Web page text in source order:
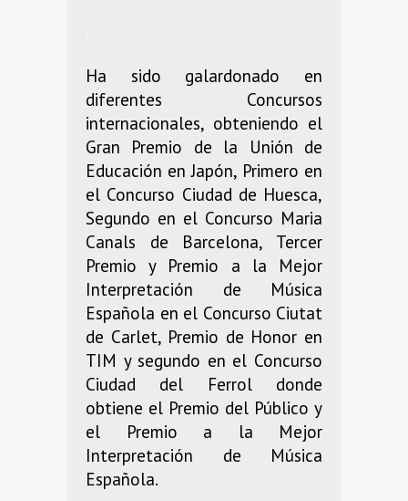
Ha sido galardonado en
diferentes Concursos
internacionales, obteniendo el
Gran Premio de la Unión de
Educación en Japón, Primero en
el Concurso Ciudad de Huesca,
Segundo en el Concurso Maria
Canals de Barcelona, Tercer
Premio y Premio a la Mejor
Interpretación de Música
Española en el Concurso Ciutat
de Carlet, Premio de Honor en
TIM y segundo en el Concurso
Ciudad del Ferrol donde
obtiene el Premio del Público y
el Premio a la Mejor
Interpretación de Música
Española.